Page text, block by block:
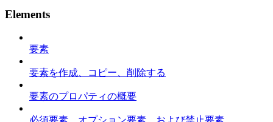
Elements
要素
要素を作成、コピー、削除する
要素のプロパティの概要